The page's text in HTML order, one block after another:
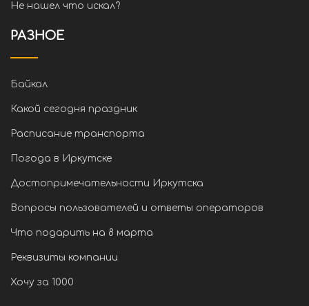
Не нашел что искал?
РАЗНОЕ
Байкал
Какой сегодня праздник
Расписание транспорта
Погода в Иркутске
Достопримечательности Иркутска
Вопросы пользователей и ответы операторов
Что подарить на 8 марта
Реквизиты компании
Хочу за 1000